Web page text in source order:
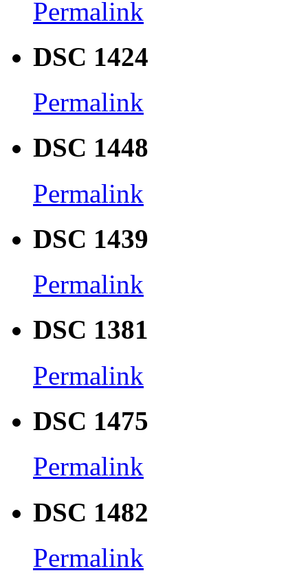
Permalink
DSC 1424
Permalink
DSC 1448
Permalink
DSC 1439
Permalink
DSC 1381
Permalink
DSC 1475
Permalink
DSC 1482
Permalink